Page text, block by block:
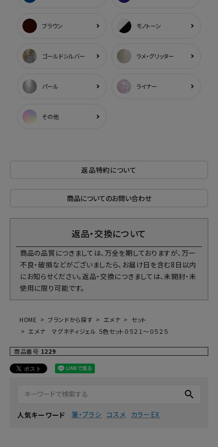
ブラウン モノトーン
ゴールドシルバー ラメ・グリッター
パール ライナー
その他
返品特約について
商品についてのお問い合わせ
返品・交換について
商品の品質につきましては、万全を期しておりますが、万一
不良・破損などがございましたら、お届け日を含む8日以内
にお知らせください。返品・交換につきましては、未開封・未
使用に限り可能です。
HOME ブランドから探す エメナ
セット
エメナ マグネティジェル ５色セット０５２１～０５２５
商品番号 1229
search
人気キーワード 筆・ブラシ コスメ カラーEX